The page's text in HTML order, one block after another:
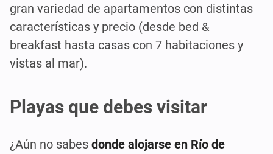
gran variedad de apartamentos con distintas
características y precio (desde bed &
breakfast hasta casas con 7 habitaciones y
vistas al mar).
Playas que debes visitar
¿Aún no sabes donde alojarse en Río de